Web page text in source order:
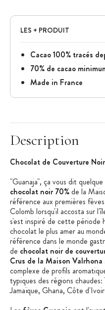
LES + PRODUIT
Cacao 100% tracés
70% de cacao
Made in France
Description
Chocolat de Couverture
"Guanaja", ça vous dit
chocolat noir 70% de la
référence aux premières
Colomb lorsqu'il accosta sur
s'est inspiré de cette période
chocolat le plus amer au
référence dans le monde
de chocolat noir de
Crus de la Maison Valrhona
complexe de profils
typiques des régions
Jamaïque, Ghana, Côte